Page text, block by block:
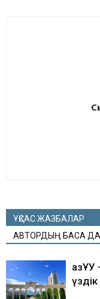
ҰҚСАС ЖАЗБАЛАР
АВТОРДЫҢ БАСҚА